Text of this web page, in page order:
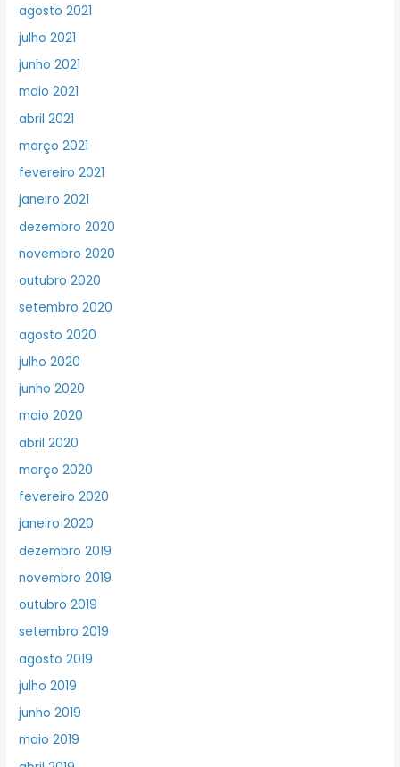
agosto 2021
julho 2021
junho 2021
maio 2021
abril 2021
março 2021
fevereiro 2021
janeiro 2021
dezembro 2020
novembro 2020
outubro 2020
setembro 2020
agosto 2020
julho 2020
junho 2020
maio 2020
abril 2020
março 2020
fevereiro 2020
janeiro 2020
dezembro 2019
novembro 2019
outubro 2019
setembro 2019
agosto 2019
julho 2019
junho 2019
maio 2019